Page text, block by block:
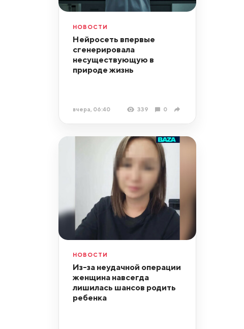
НОВОСТИ
Нейросеть впервые
сгенерировала
несуществующую в
природе жизнь
вчера, 06:40 339 0
НОВОСТИ
Из-за неудачной операции
женщина навсегда
лишилась шансов родить
ребенка